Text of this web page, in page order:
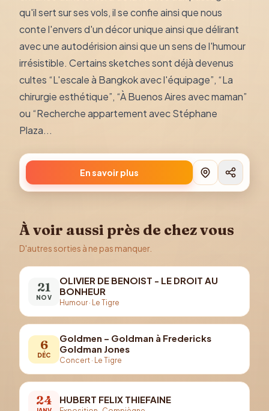
qu'il sert sur ses vols, il se confie ainsi que nous
conte l'envers d'un décor unique ainsi que délirant
avec une autodérision ainsi que un sens de l'humour
irrésistible. Certains sketches sont déjà devenus
cultes “L'escale à Bangkok avec l'équipage”, “La
chirurgie esthétique”, “À Buenos Aires avec maman”
ou “Recherche appartement avec Stéphane
Plaza...
En savoir plus
À voir aussi près de chez vous
D'autres sorties à ne pas manquer.
21
NOV
OLIVIER DE BENOIST - LE DROIT AU
BONHEUR
Humour · Le Tigre
6
DÉC
Goldmen – Goldman à Fredericks
Goldman Jones
Concert · Le Tigre
24 HUBERT FELIX THIEFAINE